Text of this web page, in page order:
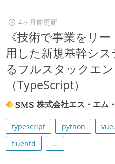
4ヶ月前更新
《技術で事業をリ
用した新規基幹シ
るフルスタックエ
（TypeScript）
株式会社エス・エム
typescript python
fluentd
...